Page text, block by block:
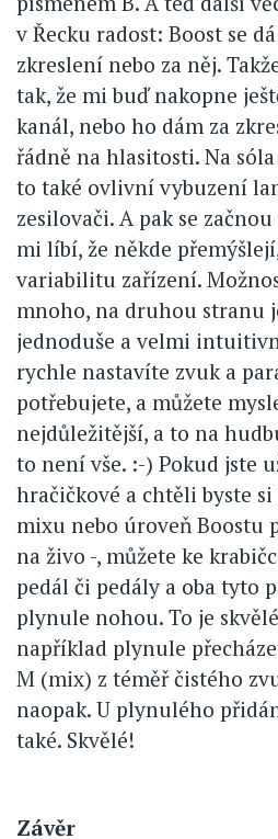
v Řecku radost: Boost se
zkreslení nebo za něj.
tak, že mi buď nakopne
kanál, nebo ho dám za
řádně na hlasitosti. Na
to také ovlivní vybuzení
zesilovači. A pak se
mi líbí, že někde
variabilitu zařízení.
mnoho, na druhou stranu
jednoduše a velmi
rychle nastavíte zvuk a
potřebujete, a můžete
nejdůležitější, a to na
to není vše. :-) Pokud jste
hračičkové a chtěli byste
mixu nebo úroveň Boostu
na živo -, můžete ke
pedál či pedály a oba tyto
plynule nohou. To je
například plynule
M (mix) z téměř čistého
naopak. U plynulého
také. Skvělé!
Závěr